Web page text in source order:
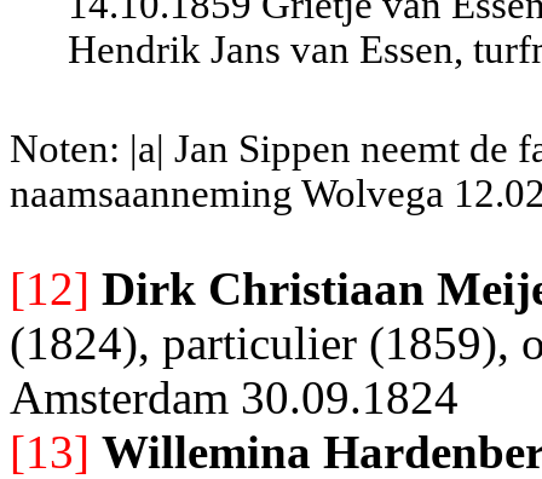
Hendrik Jans van Essen,
Noten: |a| Jan Sippen neemt de
naamsaanneming Wolvega
[12] Dirk Christiaan
(1824), particulier (1859),
Amsterdam 30.09.1824
[13] Willemina